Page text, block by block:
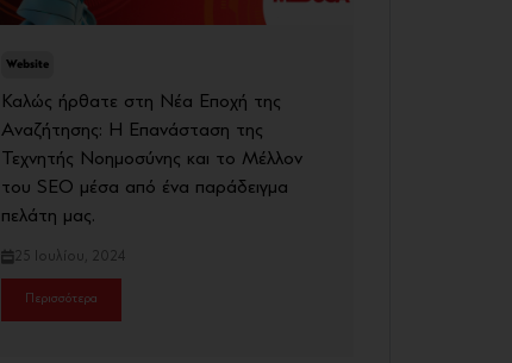
Website
Καλώς ήρθατε στη Νέα Εποχή της
Αναζήτησης: Η Επανάσταση της
Τεχνητής Νοημοσύνης και το Μέλλον
του SEO μέσα από ένα παράδειγμα
πελάτη μας.
25 Ιουλίου, 2024
Περισσότερα